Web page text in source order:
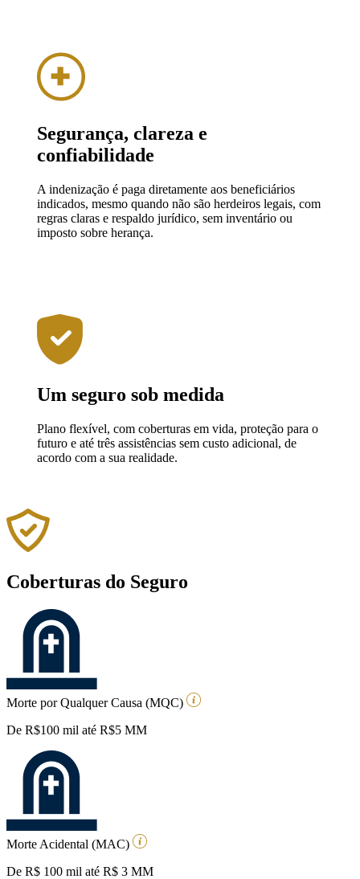
Segurança, clareza e
confiabilidade
A indenização é paga diretamente aos beneficiários
indicados, mesmo quando não são herdeiros legais, com
regras claras e respaldo jurídico, sem inventário ou
imposto sobre herança.
Um seguro sob medida
Plano flexível, com coberturas em vida, proteção para o
futuro e até três assistências sem custo adicional, de
acordo com a sua realidade.
Coberturas do Seguro
Morte por Qualquer Causa (MQC)
De R$100 mil até R$5 MM
Morte Acidental (MAC)
De R$ 100 mil até R$ 3 MM